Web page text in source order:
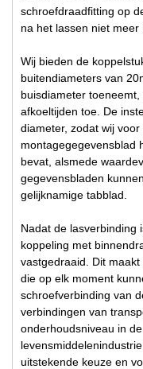
schroefdraadfitting op
na het lassen niet meer
Wij bieden de
buitendiameters van
buisdiameter
afkoeltijden toe. De
diameter, zodat wij
montagegegevensblad
bevat, alsmede
gegevensbladen
gelijknamige tabblad.
Nadat de lasverbinding
koppeling met
vastgedraaid. Dit
die op elk moment
schroefverbinding van
verbindingen van
onderhoudsniveau in
uitstekende keuze en